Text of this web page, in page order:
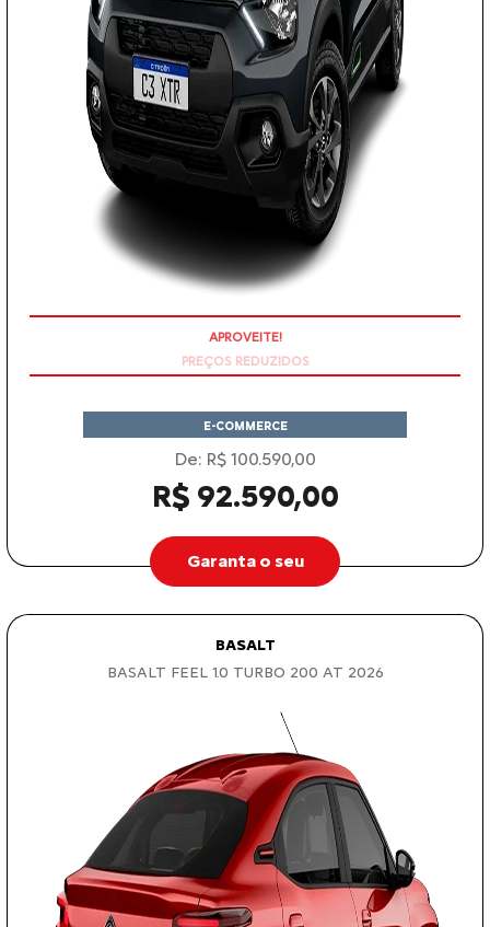
E-COMMERCE
De: R$ 100.590,00
R$ 92.590,00
Garanta o seu
BASALT
BASALT FEEL 1.0 TURBO 200 AT 2026